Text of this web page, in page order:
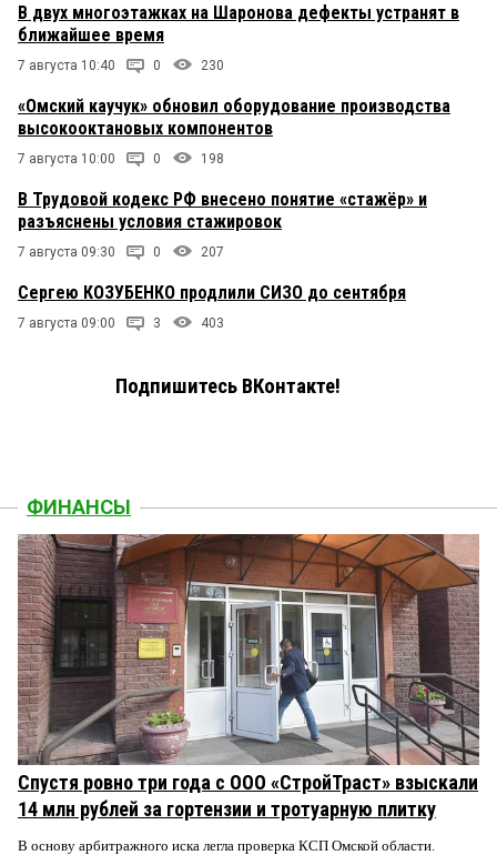
В двух многоэтажках на Шаронова дефекты устранят в
ближайшее время
7 августа 10:40 0 230
«Омский каучук» обновил оборудование производства
высокооктановых компонентов
7 августа 10:00 0 198
В Трудовой кодекс РФ внесено понятие «стажёр» и
разъяснены условия стажировок
7 августа 09:30 0 207
Сергею КОЗУБЕНКО продлили СИЗО до сентября
7 августа 09:00 3 403
Подпишитесь ВКонтакте!
ФИНАНСЫ
Спустя ровно три года с ООО «СтройТраст» взыскали
14 млн рублей за гортензии и тротуарную плитку
В основу арбитражного иска легла проверка КСП Омской области.